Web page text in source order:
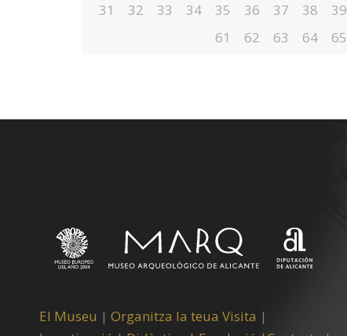
31
32 33 34 35 36 37 38 39
61
62 63 64 65
El Museu | Organitza la teua Visita |